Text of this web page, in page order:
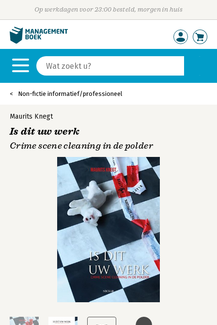
Op werkdagen voor 23:00 besteld, morgen in huis
Non-fictie informatief/professioneel
Maurits Knegt
Is dit uw werk
Crime scene cleaning in de polder